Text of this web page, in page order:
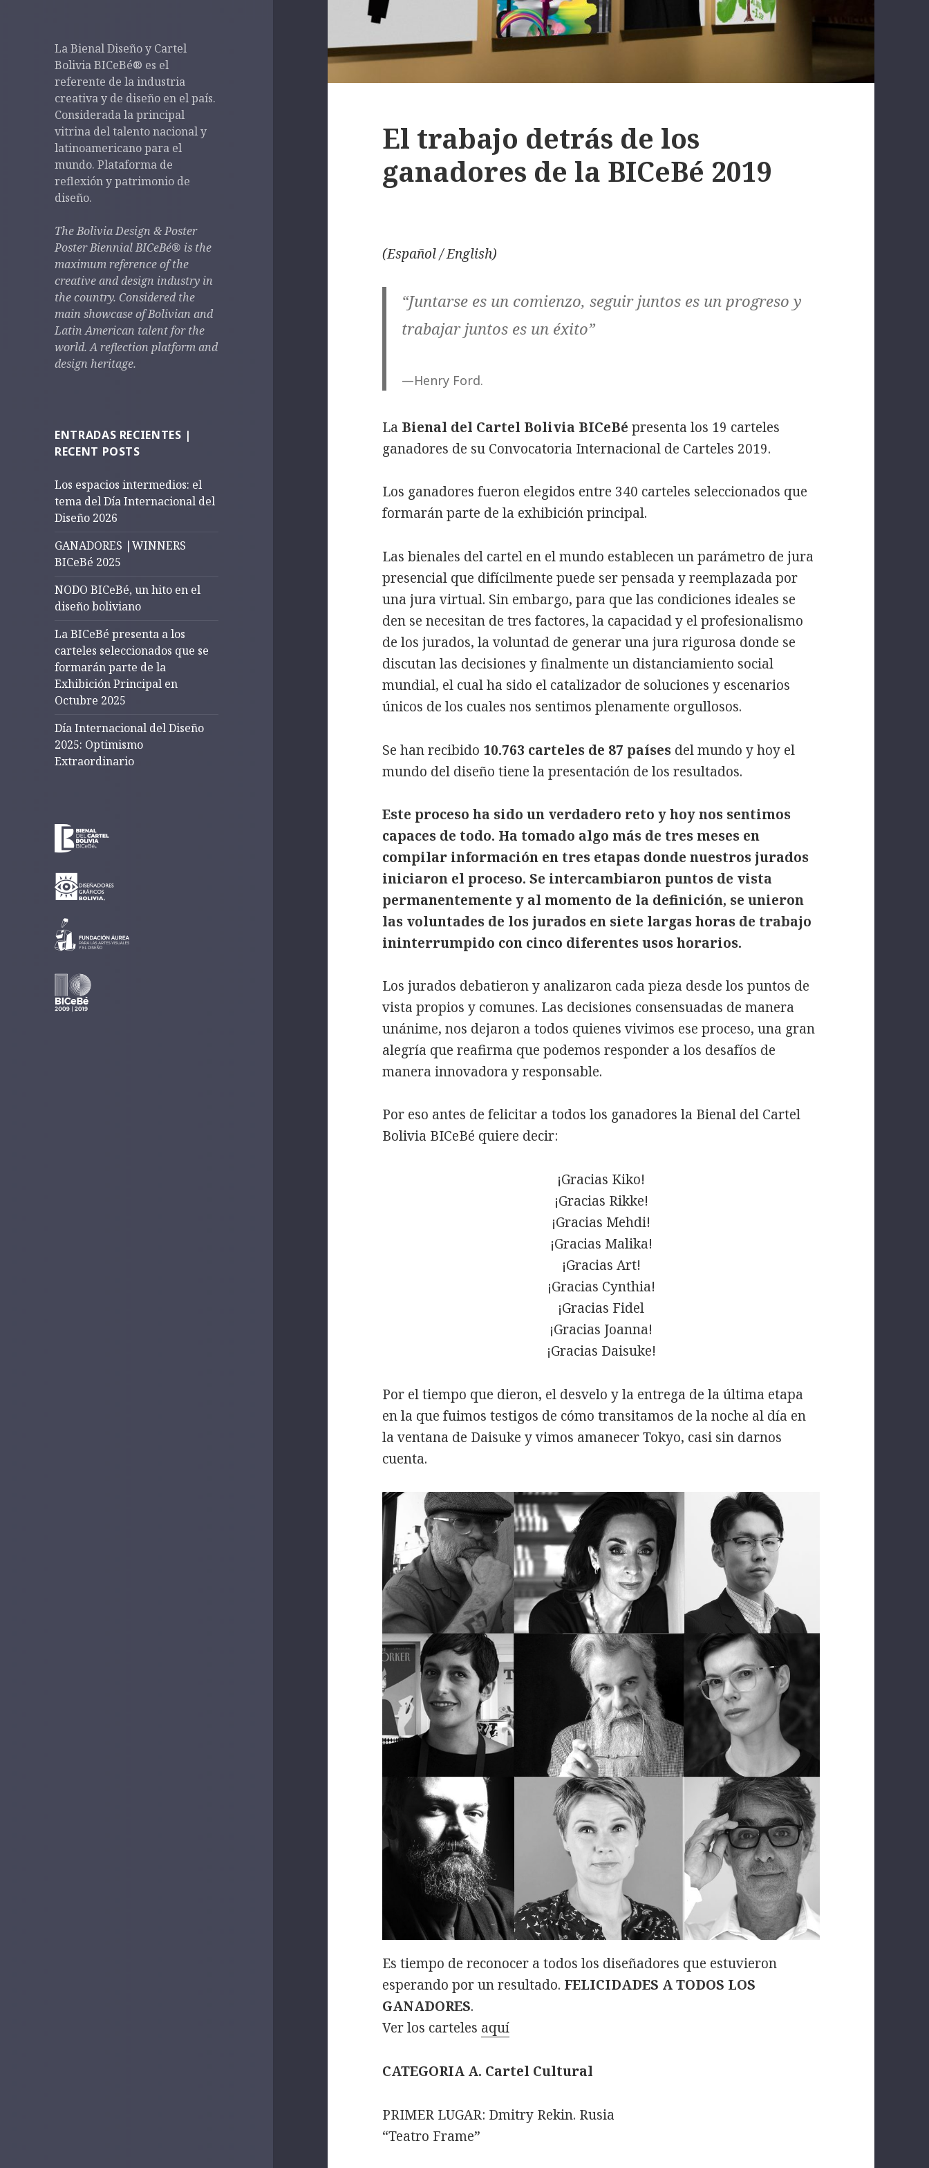
La Bienal Diseño y Cartel
Bolivia BICeBé® es el
referente de la industria
creativa y de diseño en el país.
Considerada la principal
vitrina del talento nacional y
latinoamericano para el
mundo. Plataforma de
reflexión y patrimonio de
diseño.
The Bolivia Design & Poster
Poster Biennial BICeBé® is the
maximum reference of the
creative and design industry in
the country. Considered the
main showcase of Bolivian and
Latin American talent for the
world.A reflection platform and
design heritage.
ENTRADAS RECIENTES |
RECENT POSTS
Los espacios intermedios: el
tema del Día Internacional del
Diseño 2026
GANADORES |WINNERS
BICeBé 2025
NODO BICeBé, un hito en el
diseño boliviano
La BICeBé presenta a los
carteles seleccionados que se
formarán parte de la
Exhibición Principal en
Octubre 2025
Día Internacional del Diseño
2025: Optimismo
Extraordinario
El trabajo detrás de los
ganadores de la BICeBé 2019
(Español / English)
“Juntarse es un comienzo, seguir juntos es un progreso y
trabajar juntos es un éxito”
—Henry Ford.
La Bienal del Cartel Bolivia BICeBé presenta los 19 carteles
ganadores de su Convocatoria Internacional de Carteles 2019.
Los ganadores fueron elegidos entre 340 carteles seleccionados que
formarán parte de la exhibición principal.
Las bienales del cartel en el mundo establecen un parámetro de jura
presencial que difícilmente puede ser pensada y reemplazada por
una jura virtual. Sin embargo, para que las condiciones ideales se
den se necesitan de tres factores, la capacidad y el profesionalismo
de los jurados, la voluntad de generar una jura rigurosa donde se
discutan las decisiones y finalmente un distanciamiento social
mundial, el cual ha sido el catalizador de soluciones y escenarios
únicos de los cuales nos sentimos plenamente orgullosos.
Se han recibido 10.763 carteles de 87 países del mundo y hoy el
mundo del diseño tiene la presentación de los resultados.
Este proceso ha sido un verdadero reto y hoy nos sentimos
capaces de todo. Ha tomado algo más de tres meses en
compilar información en tres etapas donde nuestros jurados
iniciaron el proceso. Se intercambiaron puntos de vista
permanentemente y al momento de la definición, se unieron
las voluntades de los jurados en siete largas horas de trabajo
ininterrumpido con cinco diferentes usos horarios.
Los jurados debatieron y analizaron cada pieza desde los puntos de
vista propios y comunes. Las decisiones consensuadas de manera
unánime, nos dejaron a todos quienes vivimos ese proceso, una gran
alegría que reafirma que podemos responder a los desafíos de
manera innovadora y responsable.
Por eso antes de felicitar a todos los ganadores la Bienal del Cartel
Bolivia BICeBé quiere decir:
¡Gracias Kiko!
¡Gracias Rikke!
¡Gracias Mehdi!
¡Gracias Malika!
¡Gracias Art!
¡Gracias Cynthia!
¡Gracias Fidel
¡Gracias Joanna!
¡Gracias Daisuke!
Por el tiempo que dieron, el desvelo y la entrega de la última etapa
en la que fuimos testigos de cómo transitamos de la noche al día en
la ventana de Daisuke y vimos amanecer Tokyo, casi sin darnos
cuenta.
Es tiempo de reconocer a todos los diseñadores que estuvieron
esperando por un resultado. FELICIDADES A TODOS LOS
GANADORES.
Ver los carteles aquí
CATEGORIA A. Cartel Cultural
PRIMER LUGAR: Dmitry Rekin. Rusia
“Teatro Frame”